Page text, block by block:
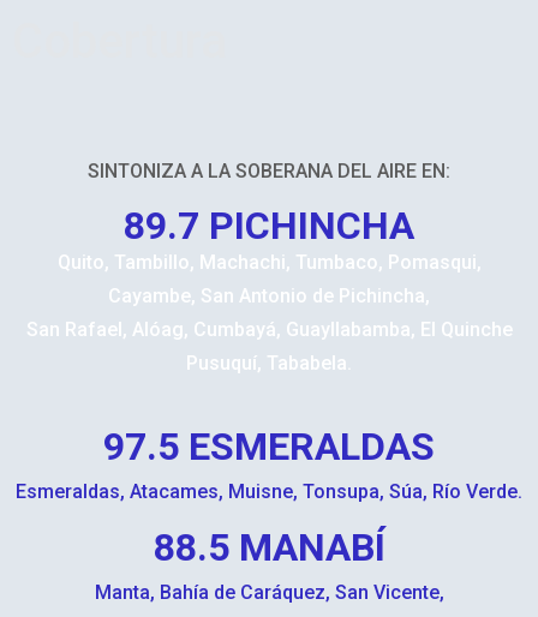
SINTONIZA A LA SOBERANA DEL AIRE EN:
89.7 PICHINCHA
Quito, Tambillo, Machachi, Tumbaco, Pomasqui,
Cayambe, San Antonio de Pichincha,
San Rafael, Alóag, Cumbayá, Guayllabamba, El Quinche
Pusuquí, Tababela.
97.5 ESMERALDAS
Esmeraldas, Atacames, Muisne, Tonsupa, Súa, Río Verde.
88.5 MANABÍ
Manta, Bahía de Caráquez, San Vicente,